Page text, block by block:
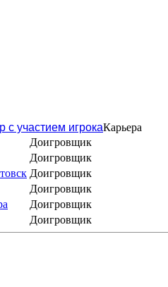
с участием игрокаКарьера
Доигровщик
Доигровщик
Доигровщик
Доигровщик
Доигровщик
Доигровщик